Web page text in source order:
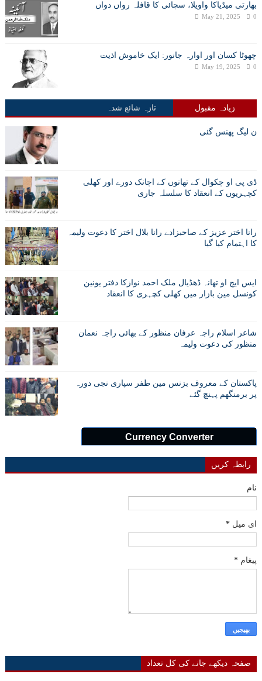
بھارتی میڈیاکا واویلا، سچائی کا قافلہ رواں دواں
May 21, 2025 0
چھوٹا کسان اور اوارہ جانور: ایک خاموش اذیت
May 19, 2025 0
زیادہ مقبول تازہ شائع شدہ
ن لیگ پھنس گئی
ڈی پی او چکوال کے تھانوں کے اچانک دورے اور کھلی
کچہریوں کے انعقاد کا سلسلہ جاری
رانا اختر عزیز کے صاحبزادے رانا بلال اختر کا دعوت ولیمہ
کا اہتمام کیا گیا
ایس ایچ او تھانہ ڈھڈیال ملک احمد نوازکا دفتر یونین
کونسل مین بازار میں کھلی کچہری کا انعقاد
شاعر اسلام راجہ عرفان منظور کے بھائی راجہ نعمان
منظور کی دعوت ولیمہ
پاکستان کے معروف بزنس مین ظفر سپاری نجی دورہ
پر برمنگھم پہنچ گئے
Currency Converter
رابطہ کریں
نام
ای میل *
پیغام *
صفحہ دیکھے جانے کی کل تعداد